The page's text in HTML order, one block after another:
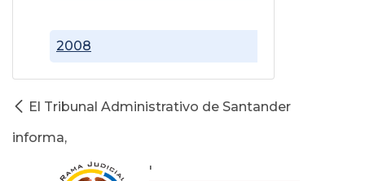
2008
El Tribunal Administrativo de Santander
informa,
'